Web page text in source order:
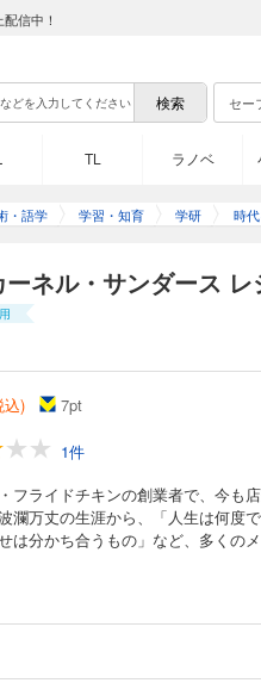
信中！
セー
TL ラノベ
・語学 学習・知育 学研
時
ネル・サンダース
込) 7pt
1件
フライドチキンの創業者で、今も
瀾万丈の生涯から、「人生は何度
は分かち合うもの」など、多くの